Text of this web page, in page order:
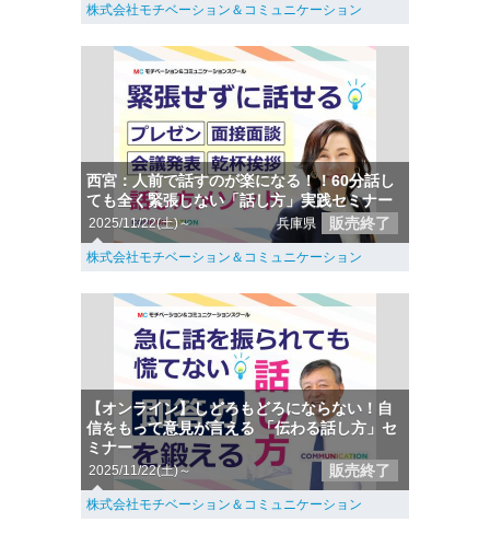
株式会社モチベーション＆コミュニケーション
西宮：人前で話すのが楽になる！！60分話し
ても全く緊張しない「話し方」実践セミナー
2025/11/22(土)～ 兵庫県 販売終了
株式会社モチベーション＆コミュニケーション
【オンライン】しどろもどろにならない！自
信をもって意見が言える 「伝わる話し方」セ
ミナー
2025/11/22(土)～ 販売終了
株式会社モチベーション＆コミュニケーション